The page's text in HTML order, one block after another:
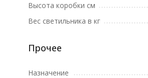
Высота коробки см
Вес светильника в кг
Прочее
Назначение